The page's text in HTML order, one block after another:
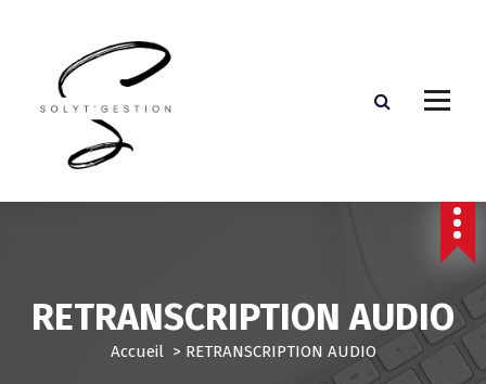
RETRANSCRIPTION AUDIO
Accueil> RETRANSCRIPTION AUDIO